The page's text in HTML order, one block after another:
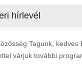
hírlevél
Tagunk, kedves
várjuk további